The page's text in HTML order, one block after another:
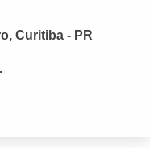
Curitiba - PR